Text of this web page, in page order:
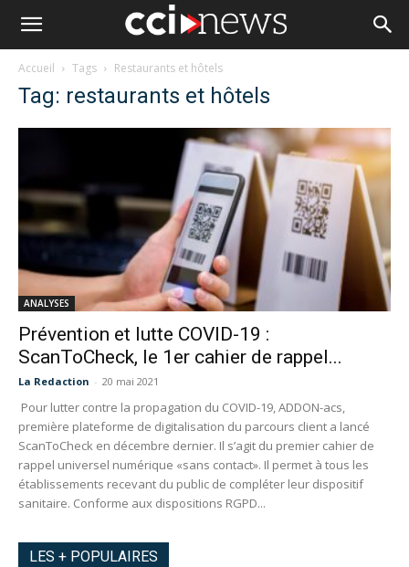
Accueil Tags Restaurants et hôtels
Tag: restaurants et hôtels
ANALYSES
Prévention et lutte COVID-19 :
ScanToCheck, le 1er cahier de rappel...
La Redaction - 20 mai 2021
Pour lutter contre la propagation du COVID-19, ADDON-acs,
première plateforme de digitalisation du parcours client a lancé
ScanToCheck en décembre dernier. Il s’agit du premier cahier de
rappel universel numérique «sans contact». Il permet à tous les
établissements recevant du public de compléter leur dispositif
sanitaire. Conforme aux dispositions RGPD...
LES + POPULAIRES